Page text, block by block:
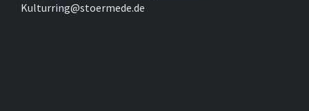
Kulturring@stoermede.de